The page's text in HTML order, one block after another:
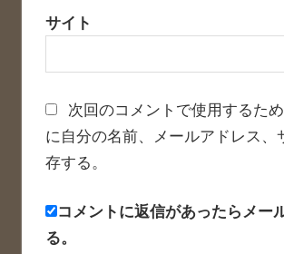
サイト
次回のコメントで使用するた
に自分の名前、メールアドレス、
存する。
コメントに返信があったらメー
る。